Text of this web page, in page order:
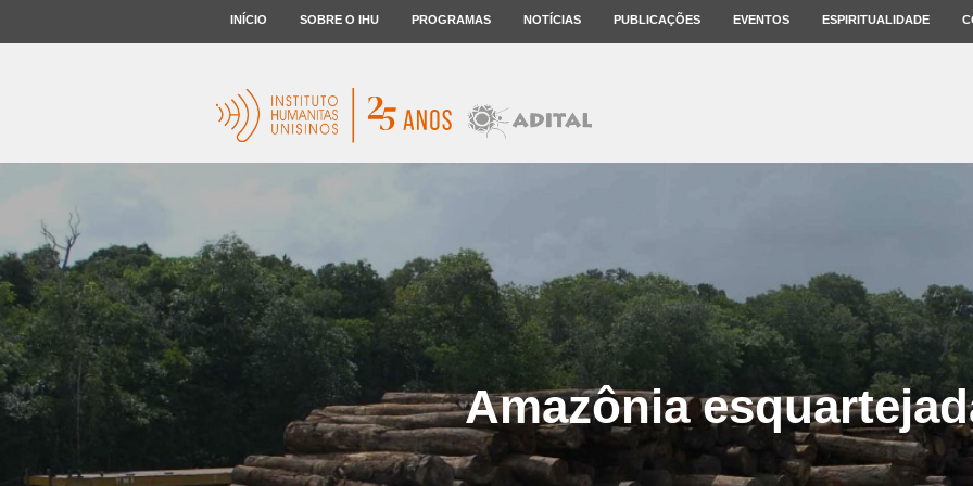
INÍCIO SOBRE O IHU PROGRAMAS NOTÍCIAS PUBLICAÇÕES EVENTOS ESPIRITUALIDADE
Amazônia